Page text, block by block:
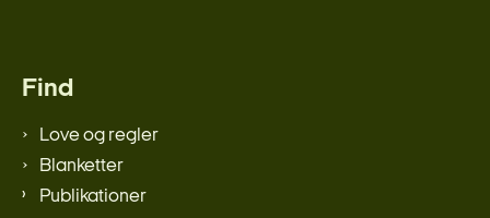
Find
Love og regler
Blanketter
Publikationer